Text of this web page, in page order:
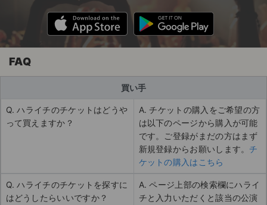
FAQ
買い手
Q. ハライチのチケットはどうや
って買えますか？
A. チケットの購入をご希望の方
は以下のページから購入が可能
です。ご登録がまだの方はまず
新規登録からお願いします。 チ
ケットの購入はこちら
Q. ハライチのチケットを探すに
はどうしたらいいですか？
A. ページ上部の検索欄にハライ
チと入力いただくと該当の公演